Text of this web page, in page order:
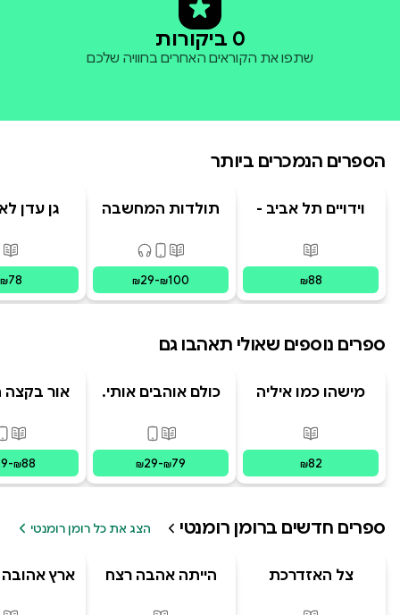
0 ביקורות
שתפו את הקוראים האחרים בחוויה שלכם
הספרים הנמכרים ביותר
וידויים תל אביב -
פורמטים זמינים
מודפס
₪88
תולדות המחשבה
פורמטים זמינים
מודפס,
₪29-₪100
גן עדן
₪78
ספרים נוספים שאולי תאהבו גם
מישהו כמו איליה
פורמטים זמינים מודפס
₪82
כולם אוהבים אותי.
פורמטים זמינים
מודפס,
₪29-₪79
אור
-₪88
ספרים חדשים ברומן רומנטי הצג את כל רומן רומנטי
צל האזדרכת הייתה אהבה רצח
ארץ